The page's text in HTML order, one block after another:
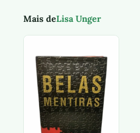
Mais deLisa Unger